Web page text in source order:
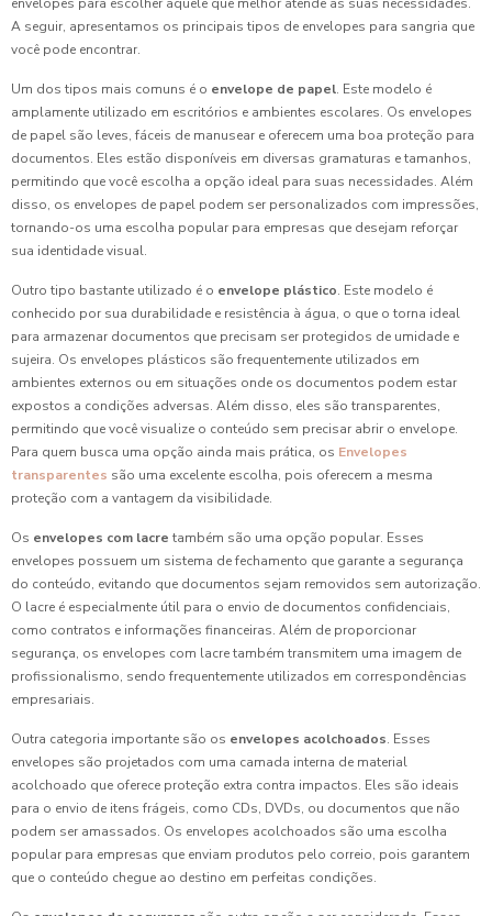
A seguir, apresentamos os principais tipos de envelopes para sangria que
você pode encontrar.
Um dos tipos mais comuns é o envelope de papel. Este modelo é
amplamente utilizado em escritórios e ambientes escolares. Os envelopes
de papel são leves, fáceis de manusear e oferecem uma boa proteção para
documentos. Eles estão disponíveis em diversas gramaturas e tamanhos,
permitindo que você escolha a opção ideal para suas necessidades. Além
disso, os envelopes de papel podem ser personalizados com impressões,
tornando-os uma escolha popular para empresas que desejam reforçar
sua identidade visual.
Outro tipo bastante utilizado é o envelope plástico. Este modelo é
conhecido por sua durabilidade e resistência à água, o que o torna ideal
para armazenar documentos que precisam ser protegidos de umidade e
sujeira. Os envelopes plásticos são frequentemente utilizados em
ambientes externos ou em situações onde os documentos podem estar
expostos a condições adversas. Além disso, eles são transparentes,
permitindo que você visualize o conteúdo sem precisar abrir o envelope.
Para quem busca uma opção ainda mais prática, os Envelopes
transparentes são uma excelente escolha, pois oferecem a mesma
proteção com a vantagem da visibilidade.
Os envelopes com lacre também são uma opção popular. Esses
envelopes possuem um sistema de fechamento que garante a segurança
do conteúdo, evitando que documentos sejam removidos sem autorização.
O lacre é especialmente útil para o envio de documentos confidenciais,
como contratos e informações financeiras. Além de proporcionar
segurança, os envelopes com lacre também transmitem uma imagem de
profissionalismo, sendo frequentemente utilizados em correspondências
empresariais.
Outra categoria importante são os envelopes acolchoados. Esses
envelopes são projetados com uma camada interna de material
acolchoado que oferece proteção extra contra impactos. Eles são ideais
para o envio de itens frágeis, como CDs, DVDs, ou documentos que não
podem ser amassados. Os envelopes acolchoados são uma escolha
popular para empresas que enviam produtos pelo correio, pois garantem
que o conteúdo chegue ao destino em perfeitas condições.